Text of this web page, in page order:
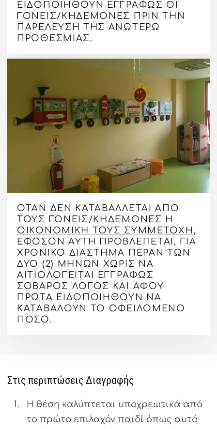
ΕΙΔΟΠΟΙΗΘΟΎΝ ΕΓΓΡΆΦΩΣ ΟΙ
ΓΟΝΕΊΣ/ΚΗΔΕΜΌΝΕΣ ΠΡΙΝ ΤΗΝ
ΠΑΡΈΛΕΥΣΗ ΤΗΣ ΑΝΩΤΈΡΩ
ΠΡΟΘΕΣΜΊΑΣ.
ΌΤΑΝ ΔΕΝ ΚΑΤΑΒΆΛΛΕΤΑΙ ΑΠΌ
ΤΟΥΣ ΓΟΝΕΊΣ/ΚΗΔΕΜΌΝΕΣ Η
ΟΙΚΟΝΟΜΙΚΉ ΤΟΥΣ ΣΥΜΜΕΤΟΧΉ ,
ΕΦΌΣΟΝ ΑΥΤΉ ΠΡΟΒΛΈΠΕΤΑΙ, ΓΙΑ
ΧΡΟΝΙΚΌ ΔΙΆΣΤΗΜΑ ΠΈΡΑΝ ΤΩΝ
ΔΎΟ (2) ΜΗΝΏΝ ΧΩΡΊΣ ΝΑ
ΑΙΤΙΟΛΟΓΕΊΤΑΙ ΕΓΓΡΆΦΩΣ
ΣΟΒΑΡΌΣ ΛΌΓΟΣ ΚΑΙ ΑΦΟΎ
ΠΡΏΤΑ ΕΙΔΟΠΟΙΗΘΟΎΝ ΝΑ
ΚΑΤΑΒΆΛΟΥΝ ΤΟ ΟΦΕΙΛΌΜΕΝΟ
ΠΟΣΌ.
Στις περιπτώσεις Διαγραφής
Η θέση καλύπτεται υποχρεωτικά από
το πρώτο επιλαχόν παιδί όπως αυτό